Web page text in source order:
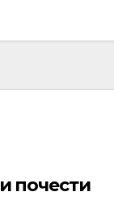
почести